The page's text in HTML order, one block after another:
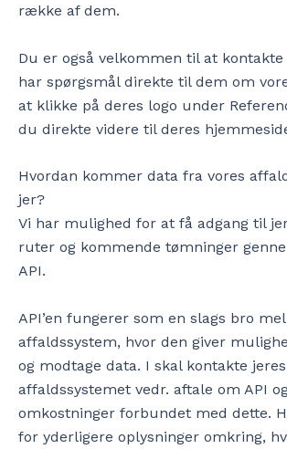
række af dem.
Du er også velkommen til at
har spørgsmål direkte til dem om
at klikke på deres logo under
du direkte videre til deres
Hvordan kommer data fra vores
jer?
Vi har mulighed for at få adgang til
ruter og kommende tømninger
API.
API’en fungerer som en slags bro
affaldssystem, hvor den giver
og modtage data. I skal kontakte
affaldssystemet vedr. aftale om API
omkostninger forbundet med dette.
for yderligere oplysninger omkring,